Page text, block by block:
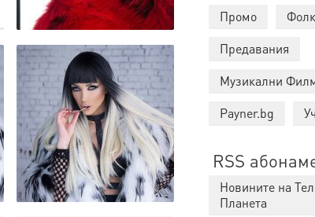
Промо
Предавания
Музикални
Payner.bg
RSS
Новините на
Планета